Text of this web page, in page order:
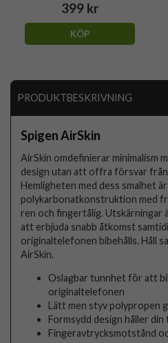
399 kr
KÖP
PRODUKTBESKRIVNING
Spigen AirSkin
AirSkin omdefinierar minimalism
design utan att offra försvar från
Hemligheten med dess smalhet
polykarbonatkonstruktion med
ren och fingertålig. Utskärningar
att erbjuda snabb åtkomst
originaltelefonen bibehålls. Håll
AirSkin.
Oslagbar tunnhet för att
originaltelefonen
Lätt men styv polypropen
Formsydd design håller
Fingeravtrycksmotstånd